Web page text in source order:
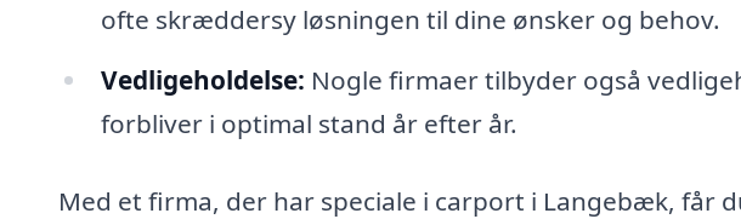
ofte skræddersy løsningen til dine ønsker og behov.
Vedligeholdelse: Nogle firmaer tilbyder også
forbliver i optimal stand år efter år.
Med et firma, der har speciale i carport i Langebæk, får